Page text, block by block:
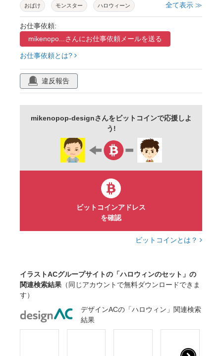
おばけ モンスター ハロウィーン
１０月イベント
かわいいイラスト 幽霊 かぼちゃ
おばけかぼちゃ
魔女ッ子 女子
ドラキュラ ドラキュラ伯爵
ハロウィンアイコン 城 秋のイラスト
木のシルエット
幕 フレーム かわいい
ワンポイント
ハロウィンセット
全て表示 ≫
お仕事依頼:
mikenopo...さんにお仕事依頼メールを送る
お仕事依頼とは?
違反報告
mikenopop-designさんをビットコインで応援しよ
う!
ビットコインアドレス
を確認
ビットコインとは？
イラストACグループサイトの「ハロウィンのセット」の
関連検索結果 （同じアカウントで無料ダウンロードできま
す）
デザインACの「ハロウィン」関連検索
結果